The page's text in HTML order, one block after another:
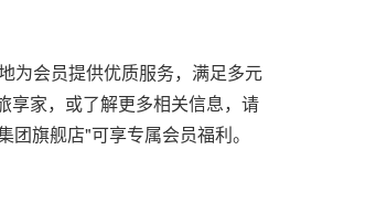
为会员提供优质服务，满足多元
享家，或了解更多相关信息，请
旗舰店"可享专属会员福利。